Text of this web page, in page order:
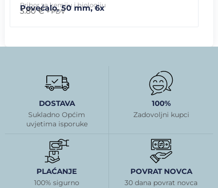
Pribor za kemiju i biologiju
Povećalo, 50 mm, 6x
3.80€ + PDV
DOSTAVA
Sukladno Općim
uvjetima isporuke
100%
Zadovoljni kupci
PLAĆANJE
100% sigurno
POVRAT NOVCA
30 dana povrat novca